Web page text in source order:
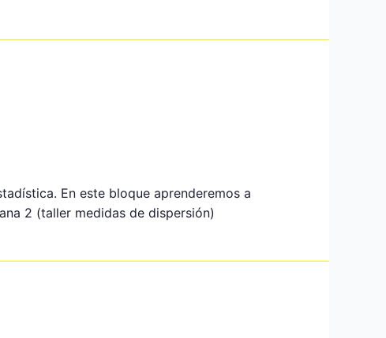
En este bloque aprenderemos a
2 (taller medidas de dispersión)